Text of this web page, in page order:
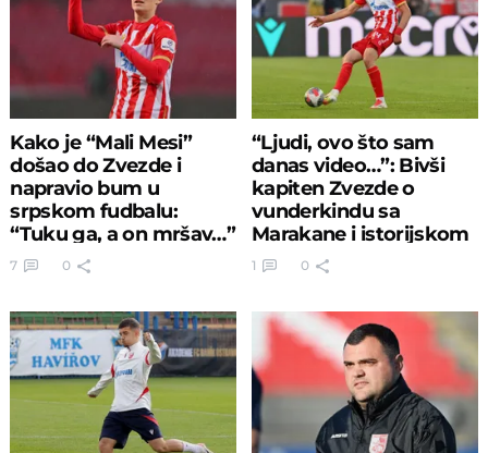
Kako je “Mali Mesi”
došao do Zvezde i
napravio bum u
srpskom fudbalu:
“Tuku ga, a on mršav…”
7 0
“Ljudi, ovo što sam
danas video…”: Bivši
kapiten Zvezde o
vunderkindu sa
Marakane i istorijskom
transferu
1 0